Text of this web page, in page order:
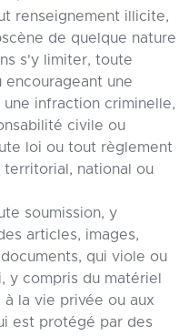
renseignement illicite,
de quelque nature
s'y limiter, toute
encourageant une
infraction criminelle,
civile ou
loi ou tout règlement
territorial, national ou
soumission, y
articles, images,
qui viole ou
y compris du matériel
la vie privée ou aux
est protégé par des